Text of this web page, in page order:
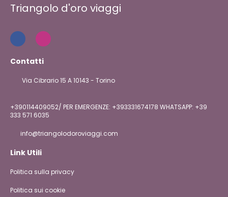
Triangolo d'oro viaggi
Contatti
Via Cibrario 15 A 10143 - Torino
+390114409052/ PER EMERGENZE: +393331674178 WHATSAPP: +39
333 571 6035
info@triangolodoroviaggi.com
Link Utili
Politica sulla privacy
Politica sui cookie